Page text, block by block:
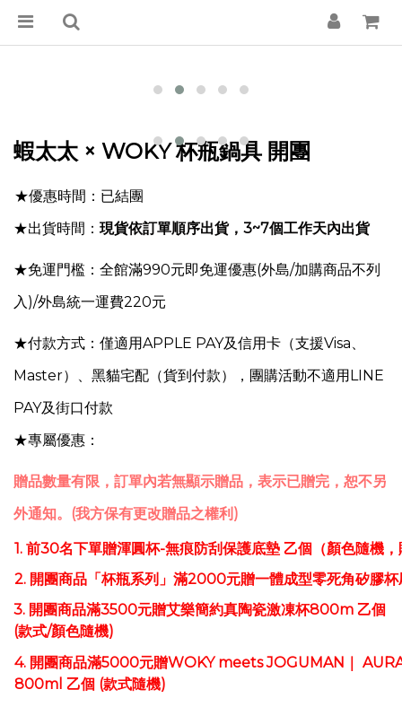
蝦太太 × WOKY 杯瓶鍋具 開團
★優惠時間：已結團
★出貨時間： 現貨依訂單順序出貨，3~7個工作天內出貨
★免運門檻：全館滿990元即免運優惠(外島/加購商品不列
入)/外島統一運費220元
★付款方式：僅適用APPLE PAY及信用卡（支援Visa、
Master）、黑貓宅配（貨到付款），團購活動不適用LINE
PAY及街口付款
★專屬優惠：
贈品數量有限，訂單內若無顯示贈品，表示已贈完，恕不另
外通知。(我方保有更改贈品之權利)
1. 前30名下單贈渾圓杯-無痕防刮保護底墊 乙個（顏色隨機，
2. 開團商品「杯瓶系列」 滿2000元贈一體成型零死角矽膠杯
3. 開團商品滿3500元贈艾樂簡約真陶瓷激凍杯800m 乙個
(款式/顏色隨機)
4. 開團商品滿5000元贈WOKY meets JOGUMAN｜
800ml 乙個 (款式隨機)